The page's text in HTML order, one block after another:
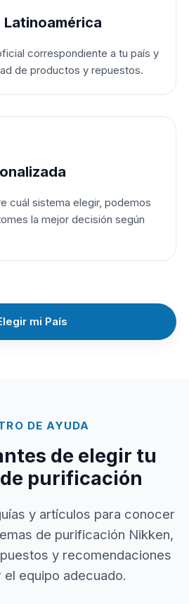
correspondiente a tu país y
de productos y repuestos.
cuál sistema elegir, podemos
la mejor decisión según
mi País
DE AYUDA
de elegir tu
purificación
y artículos para conocer
de purificación Nikken,
y recomendaciones
el equipo adecuado.